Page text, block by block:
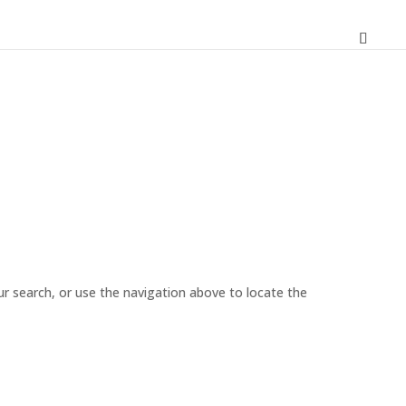
search, or use the navigation above to locate the